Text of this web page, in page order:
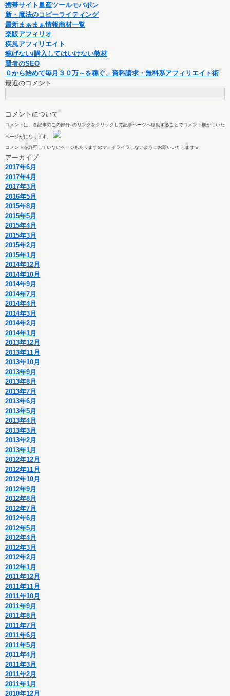
携帯サイト量産ツールモバポン
新・魔法のコピーライティング
最新まぁまぁ情報商材一覧
楽販アフィリオ
疾風アフィリエイト
稼げない/購入してはいけない教材
賢者のSEO
０から始めて毎月３０万～を稼ぐ、資料請求・無料系アフィリエイト術
最近のコメント
コメントについて
コメントは、各記事のこの部分↓のリンクをクリックして記事ページへ移動することでコメント欄がついた
ページがになります。
コメントを許可していないページもありますので、イライラしないようにお願いいたしますｗ
アーカイブ
2017年6月
2017年4月
2017年3月
2016年5月
2015年8月
2015年5月
2015年4月
2015年3月
2015年2月
2015年1月
2014年12月
2014年10月
2014年9月
2014年7月
2014年4月
2014年3月
2014年2月
2014年1月
2013年12月
2013年11月
2013年10月
2013年9月
2013年8月
2013年7月
2013年6月
2013年5月
2013年4月
2013年3月
2013年2月
2013年1月
2012年12月
2012年11月
2012年10月
2012年9月
2012年8月
2012年7月
2012年6月
2012年5月
2012年4月
2012年3月
2012年2月
2012年1月
2011年12月
2011年11月
2011年10月
2011年9月
2011年8月
2011年7月
2011年6月
2011年5月
2011年4月
2011年3月
2011年2月
2011年1月
2010年12月